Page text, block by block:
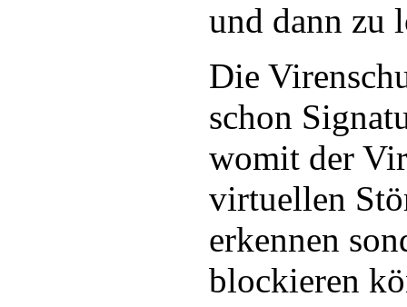
und dann zu
Die
schon
womit der
virtuellen
erkennen
blockieren